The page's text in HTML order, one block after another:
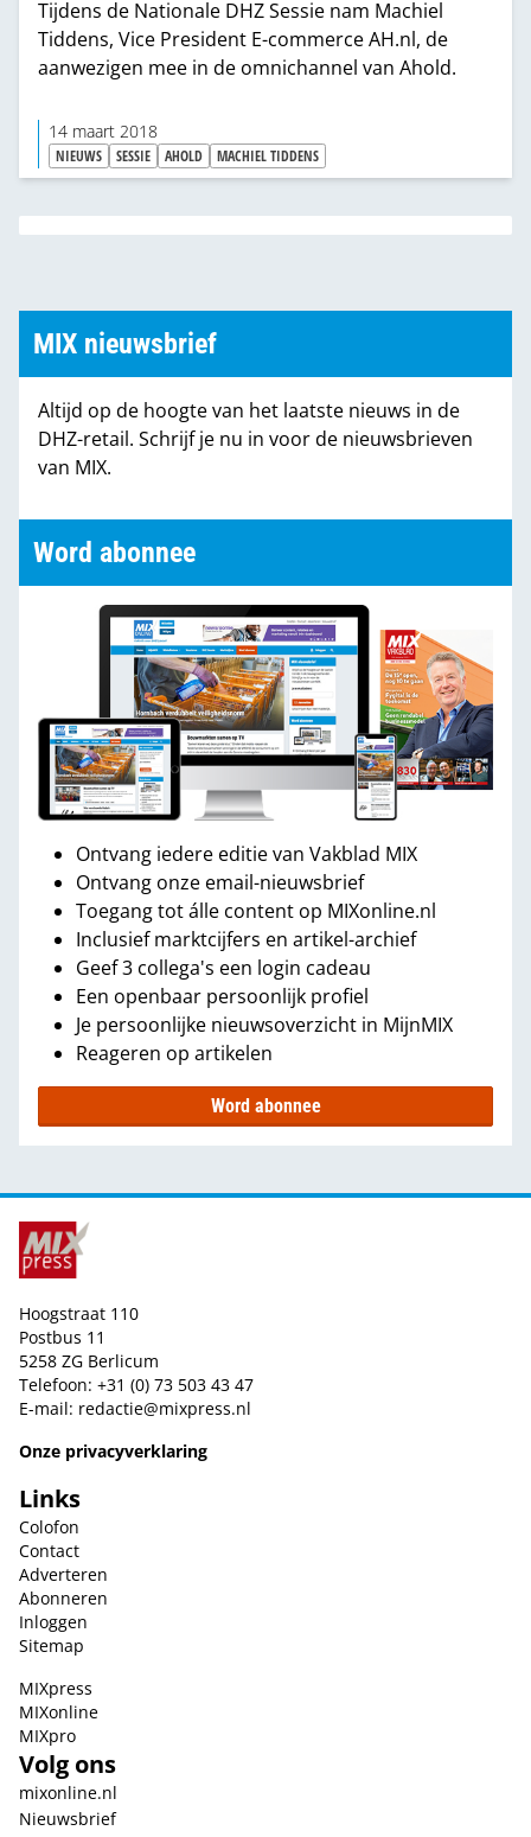
Tijdens de Nationale DHZ Sessie nam Machiel
Tiddens, Vice President E-commerce AH.nl, de
aanwezigen mee in de omnichannel van Ahold.
14 maart 2018
NIEUWS SESSIE AHOLD MACHIEL TIDDENS
MIX nieuwsbrief
Altijd op de hoogte van het laatste nieuws in de
DHZ-retail. Schrijf je nu in voor de nieuwsbrieven
van MIX.
Word abonnee
Ontvang iedere editie van Vakblad MIX
Ontvang onze email-nieuwsbrief
Toegang tot álle content op MIXonline.nl
Inclusief marktcijfers en artikel-archief
Geef 3 collega's een login cadeau
Een openbaar persoonlijk profiel
Je persoonlijke nieuwsoverzicht in MijnMIX
Reageren op artikelen
Word abonnee
Hoogstraat 110
Postbus 11
5258 ZG Berlicum
Telefoon: +31 (0) 73 503 43 47
E-mail: redactie@mixpress.nl
Onze privacyverklaring
Links
Colofon
Contact
Adverteren
Abonneren
Inloggen
Sitemap
MIXpress
MIXonline
MIXpro
Volg ons
mixonline.nl
Nieuwsbrief